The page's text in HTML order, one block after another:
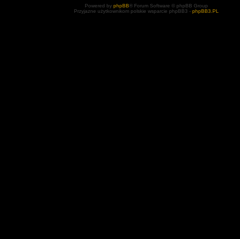
Powered by phpBB® Forum Software © phpBB Group
Przyjazne użytkownikom polskie wsparcie phpBB3 - phpBB3.PL